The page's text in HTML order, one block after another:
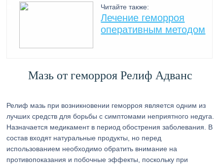
Читайте также:
Лечение геморроя
оперативным методом
Мазь от геморроя Релиф Адванс
Релиф мазь при возникновении геморроя является одним из
лучших средств для борьбы с симптомами неприятного недуга.
Назначается медикамент в период обострения заболевания. В
состав входят натуральные продукты, но перед
использованием необходимо обратить внимание на
противопоказания и побочные эффекты, поскольку при